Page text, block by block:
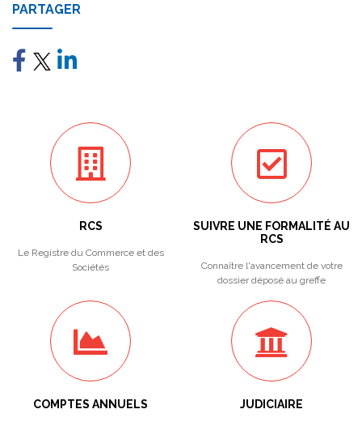
PARTAGER
RCS
Le Registre du Commerce et des
Sociétés
SUIVRE UNE FORMALITÉ AU
RCS
Connaître l'avancement de votre
dossier déposé au greffe
COMPTES ANNUELS JUDICIAIRE